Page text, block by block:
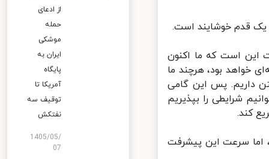
قدم خوشایند است.
این است که ما اکنون
بود، هرچند ما
داریم. پس این گامی
شرایطی را بپذیریم
کند.
اما سرعت این پیشرفت
از ادعای
حمله
موشکی
ایران به
پایگاه
آمریکا تا
توقیف سه
نفتکش
1405/05/
07